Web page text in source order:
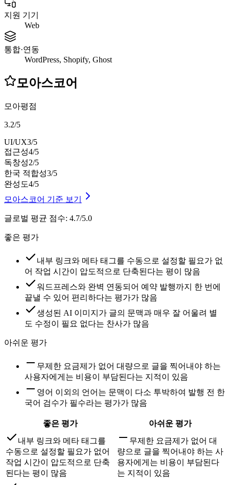
지원 기기
Web
통합·연동
WordPress, Shopify, Ghost
모아스코어
모아평점
3.2/5
UI/UX3/5
접근성4/5
독창성2/5
한국 적합성3/5
완성도4/5
모아스코어 기준 보기
글로벌 평균 점수: 4.7/5.0
좋은 평가
내부 링크와 메타 태그를 수동으로 설정할 필요가 없
어 작업 시간이 압도적으로 단축된다는 평이 많음
워드프레스와 완벽 연동되어 예약 발행까지 한 번에
끝낼 수 있어 편리하다는 평가가 많음
생성된 AI 이미지가 글의 문맥과 매우 잘 어울려 별
도 수정이 필요 없다는 찬사가 많음
아쉬운 평가
무제한 요금제가 없어 대량으로 글을 찍어내야 하는
사용자에게는 비용이 부담된다는 지적이 있음
영어 이외의 언어는 문맥이 다소 투박하여 발행 전 한
국어 검수가 필수라는 평가가 많음
좋은 평가
아쉬운 평가
내부 링크와 메타 태그를
수동으로 설정할 필요가 없어
작업 시간이 압도적으로 단축
된다는 평이 많음
무제한 요금제가 없어 대
량으로 글을 찍어내야 하는 사
용자에게는 비용이 부담된다
는 지적이 있음